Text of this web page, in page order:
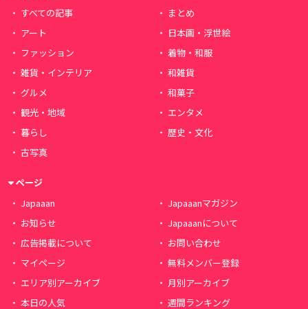
すべての記事
まとめ
アート
日本画・浮世絵
ファッション
着物・和服
雑貨・インテリア
和雑貨
グルメ
和菓子
観光・地域
エンタメ
暮らし
歴史・文化
古写真
ページ
Japaaan
Japaaanマガジン
お知らせ
Japaaanについて
広告掲載について
お問い合わせ
マイページ
無料メンバー登録
エリア別アーカイブ
月別アーカイブ
本日の人気
週間ランキング